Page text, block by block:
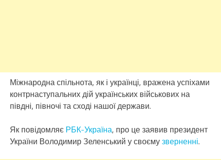
Міжнародна спільнота, як і українці, вражена успіхами
контрнаступальних дій українських військових на
півдні, півночі та сході нашої держави.
Як повідомляє РБК-Україна, про це заявив президент
України Володимир Зеленський у своємузверненні.